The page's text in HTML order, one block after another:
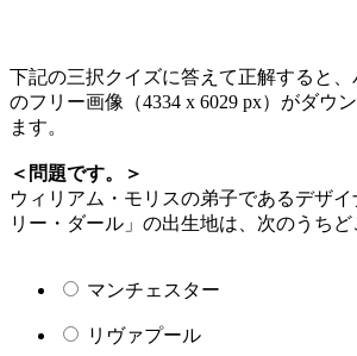
下記の三択クイズに答えて正解すると
のフリー画像（4334 x 6029 px）がダウ
ます。
＜問題です。＞
ウィリアム・モリスの弟子であるデザ
リー・ダール」の出生地は、次のうちど
マンチェスター‎
リヴァプール‎